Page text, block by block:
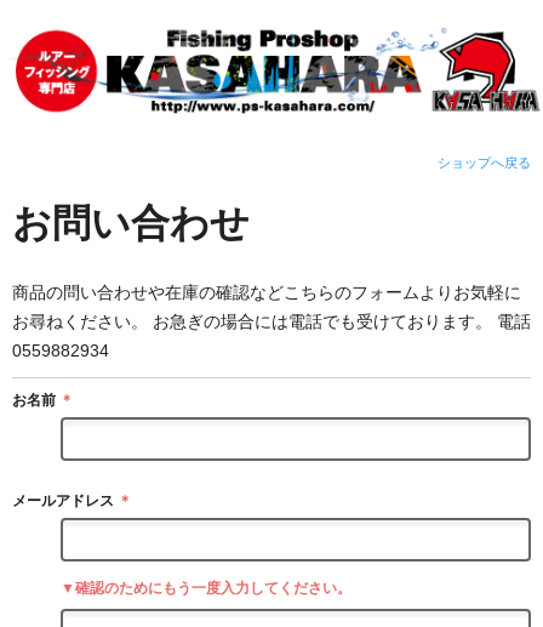
ショップへ戻る
お問い合わせ
商品の問い合わせや在庫の確認などこちらのフォームよりお気軽に
お尋ねください。 お急ぎの場合には電話でも受けております。 電話
0559882934
お名前 ＊
メールアドレス ＊
▼確認のためにもう一度入力してください。